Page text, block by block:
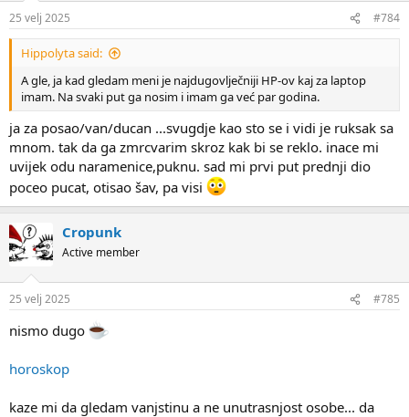
25 velj 2025 #784
Hippolyta said:
A gle, ja kad gledam meni je najdugovlječniji HP-ov kaj za laptop
imam. Na svaki put ga nosim i imam ga već par godina.
ja za posao/van/ducan ...svugdje kao sto se i vidi je ruksak sa
mnom. tak da ga zmrcvarim skroz kak bi se reklo. inace mi
uvijek odu naramenice,puknu. sad mi prvi put prednji dio
poceo pucat, otisao šav, pa visi
Cropunk
Active member
25 velj 2025 #785
nismo dugo
horoskop
kaze mi da gledam vanjstinu a ne unutrasnjost osobe... da